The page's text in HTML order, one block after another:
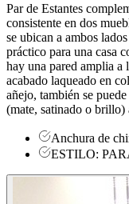
Par de Estantes
consistente en dos
se ubican a ambos
práctico para una casa
hay una pared amplia a
acabado laqueado en
añejo, también se
(mate, satinado o
Anchura de
ESTILO: